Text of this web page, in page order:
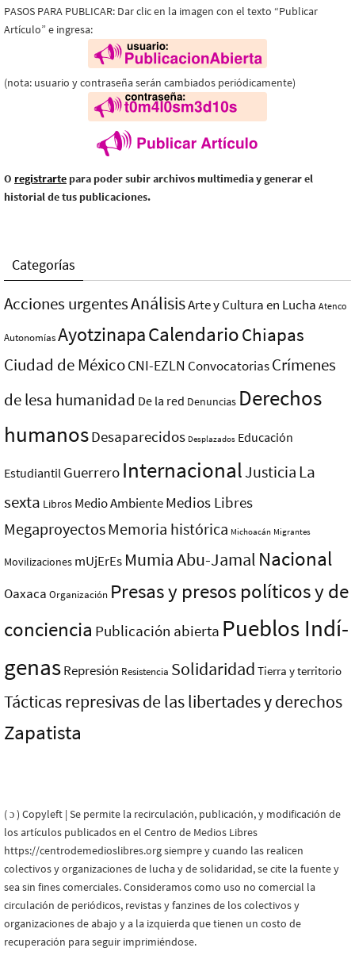
PASOS PARA PUBLICAR: Dar clic en la imagen con el texto “Publicar
Artículo” e ingresa:
(nota: usuario y contraseña serán cambiados periódicamente)
O registrarte para poder subir archivos multimedia y generar el
historial de tus publicaciones.
Categorías
Acciones urgentesAnálisisArte y Cultura en Lucha Atenco
AutonomíasAyotzinapaCalendarioChiapas
Ciudad de MéxicoCNI-EZLN ConvocatoriasCrímenes
de lesa humanidad De la red Denuncias Derechos
humanosDesaparecidos Desplazados Educación
Estudiantil Guerrero InternacionalJusticia La
sexta Libros Medio AmbienteMedios Libres
MegaproyectosMemoria histórica Michoacán Migrantes
Movilizaciones mUjErEs Mumia Abu-Jamal Nacional
Oaxaca Organización Presas y presos polí­ticos y de
conciencia Publicación abierta Pueblos Indí­
genasRepresión Resistencia Solidaridad Tierra y territorio
Tácticas represivas de las libertades y derechos
Zapatista
( ɔ ) Copyleft | Se permite la recirculación, publicación, y modificación de
los artículos publicados en el Centro de Medios Libres
https://centrodemedioslibres.org siempre y cuando las realicen
colectivos y organizaciones de lucha y de solidaridad, se cite la fuente y
sea sin fines comerciales. Consideramos como uso no comercial la
circulación de periódicos, revistas y fanzines de los colectivos y
organizaciones de abajo y a la izquierda que tienen un costo de
recuperación para seguir imprimiéndose.